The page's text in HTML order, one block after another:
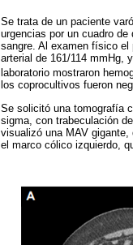
Se trata de un paciente
urgencias por un cuadro
sangre. Al examen físico el
arterial de 161/114 mmHg,
laboratorio mostraron
los coprocultivos fueron
Se solicitó una tomografía
sigma, con trabeculación
visualizó una MAV
el marco cólico izquierdo,